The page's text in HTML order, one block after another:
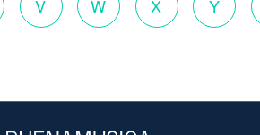
V W X Y